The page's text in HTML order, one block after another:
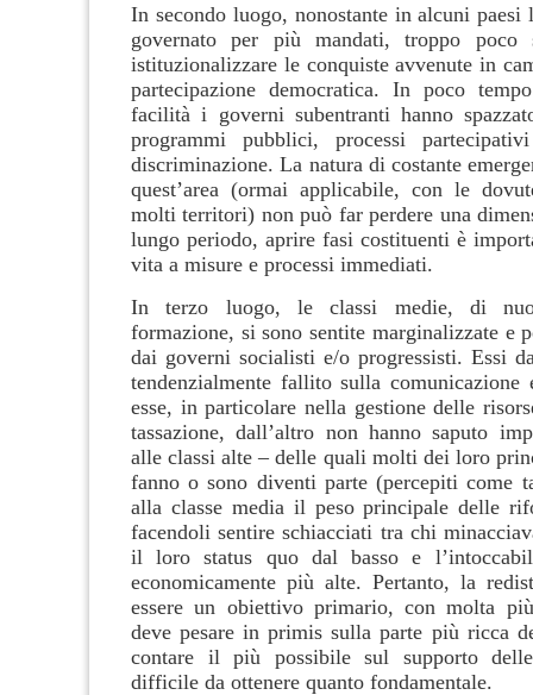
In secondo luogo, nonostante in alcuni paesi
governato per più mandati, troppo
istituzionalizzare le conquiste avvenute in
partecipazione democratica. In poco
facilità i governi subentranti hanno
programmi pubblici, processi
discriminazione. La natura di costante
quest’area (ormai applicabile, con le
molti territori) non può far perdere una
lungo periodo, aprire fasi costituenti è
vita a misure e processi immediati.
In terzo luogo, le classi medie, di
formazione, si sono sentite marginalizzate e
dai governi socialisti e/o progressisti. Essi
tendenzialmente fallito sulla comunicazione
esse, in particolare nella gestione delle
tassazione, dall’altro non hanno saputo
alle classi alte – delle quali molti dei loro
fanno o sono diventi parte (percepiti come
alla classe media il peso principale delle
facendoli sentire schiacciati tra chi
il loro status quo dal basso e
economicamente più alte. Pertanto, la
essere un obiettivo primario, con molta
deve pesare in primis sulla parte più ricca
contare il più possibile sul supporto
difficile da ottenere quanto fondamentale.